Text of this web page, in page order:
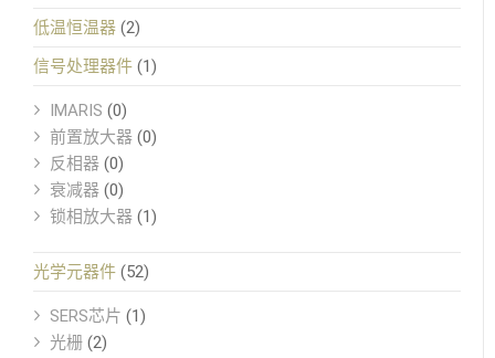
低温恒温器 (2)
信号处理器件 (1)
IMARIS (0)
前置放大器 (0)
反相器 (0)
衰减器 (0)
锁相放大器 (1)
光学元器件 (52)
SERS芯片 (1)
光栅 (2)